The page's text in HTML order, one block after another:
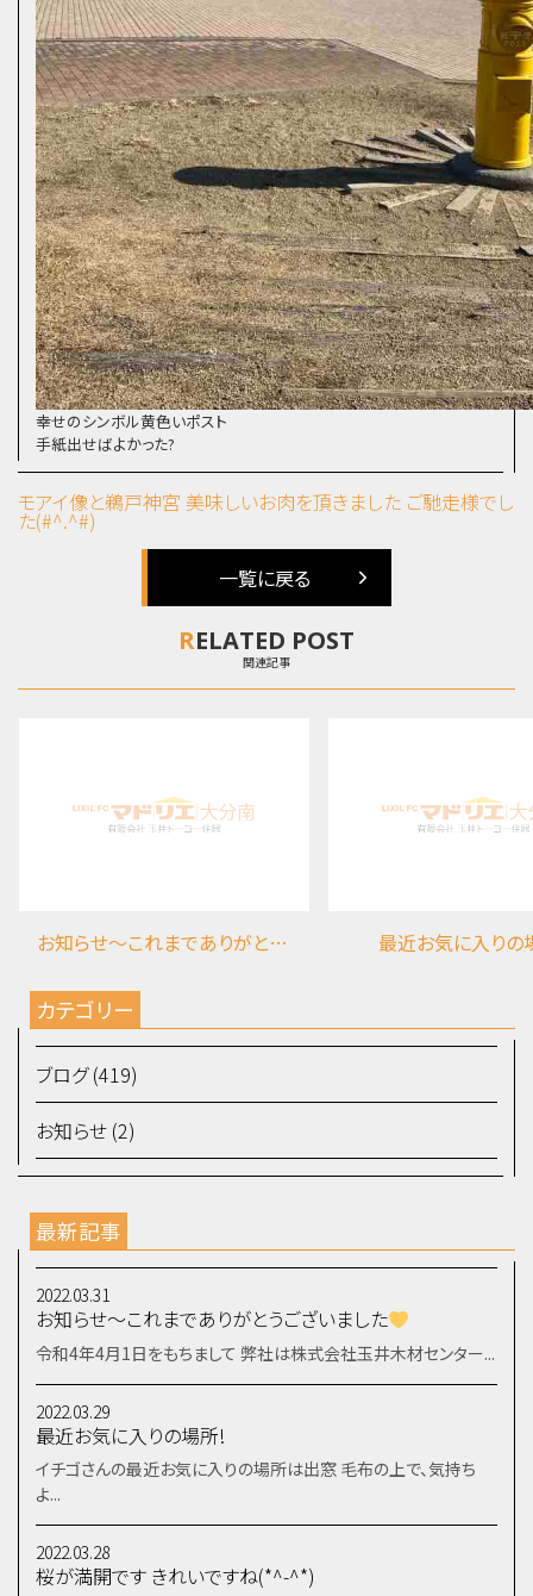
幸せのシンボル黄色いポスト
手紙出せばよかった?
モアイ像と鵜戸神宮 美味しいお肉を頂きました ご馳走様でし
た(#^.^#)
一覧に戻る
RELATED POST
関連記事
お知らせ～これまでありがとうございました 最近お気に入りの
カテゴリー
ブログ (419)
お知らせ (2)
最新記事
2022.03.31
お知らせ～これまでありがとうございました
令和4年4月1日をもちまして 弊社は株式会社玉井木材センター...
2022.03.29
最近お気に入りの場所!
イチゴさんの最近お気に入りの場所は出窓 毛布の上で、気持ち
よ...
2022.03.28
桜が満開です きれいですね(*^-^*)